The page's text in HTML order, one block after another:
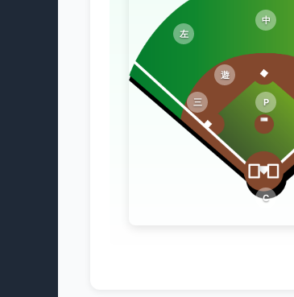
P
C
三
遊
左
中